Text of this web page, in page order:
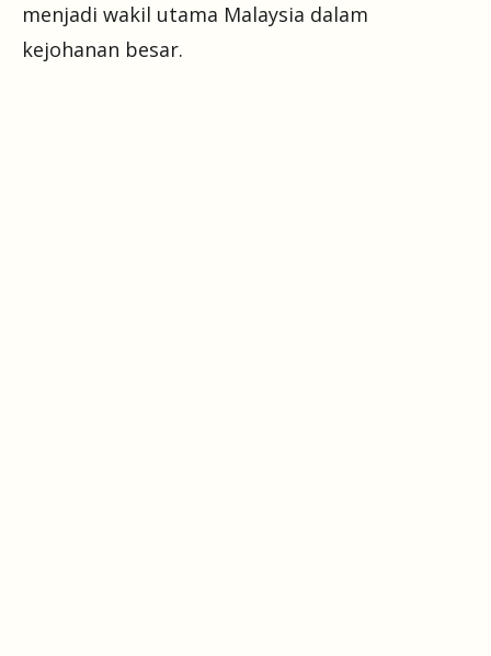
menjadi wakil utama Malaysia dalam
kejohanan besar.